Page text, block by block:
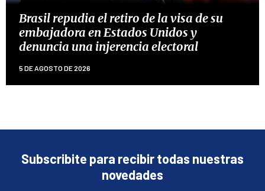
Brasil repudia el retiro de la visa de su
embajadora en Estados Unidos y
denuncia una injerencia electoral
5 DE AGOSTO DE 2026
Subscribite para recibir todas nuestras
novedades